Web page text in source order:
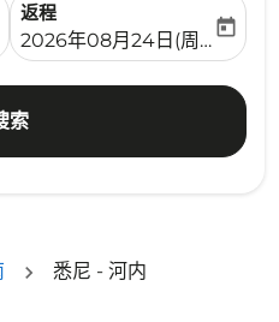
aria-label
返程
fc-booking-return-date-
2026年08月24日(周一)
today
索
悉尼 - 河内